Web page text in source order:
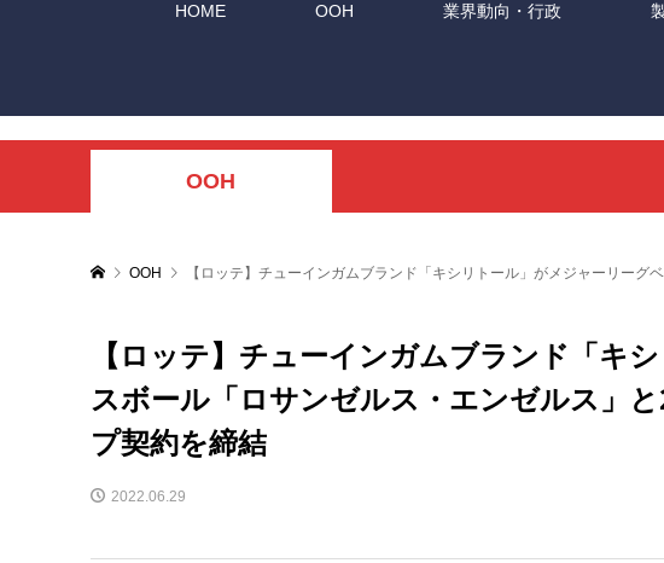
HOME OOH 業界動向・行政
OOH
OOH 【ロッテ】チューインガムブランド「キシリトール」がメジャーリー
【ロッテ】チューインガムブランド「キ
スボール「ロサンゼルス・エンゼルス」
プ契約を締結
2022.06.29